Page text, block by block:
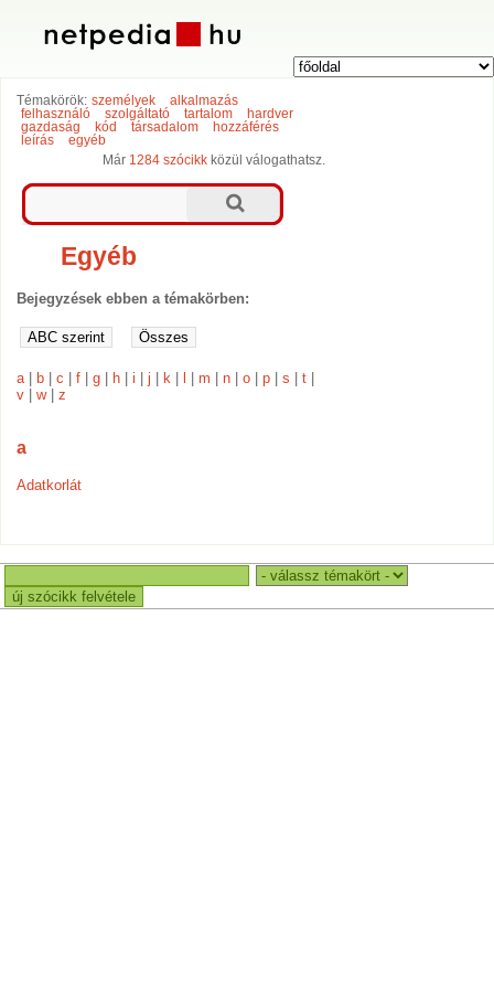
Témakörök: személyek
alkalmazás
felhasználó
szolgáltató tartalom
hardver
gazdaság
kód társadalom
hozzáférés
leírás
egyéb
Már 1284 szócikk közül válogathatsz.
Egyéb
Bejegyzések ebben a témakörben:
a |b |c |f |g | h |i |j |k |l |m |n |o |p |s |t |
v |w|z
a
Adatkorlát